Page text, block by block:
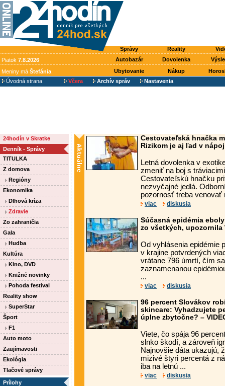
Správy Reality
Piatok 7.8.2026 Autobazár Dovolenka
Meniny má Štefánia Ubytovanie Nákup
Úvodná strana
Včera Archív správ Nastavenia
24hodín v Skratke
Denník - Správy
TITULKA
Z domova
Regióny
Ekonomika
Dlhová kríza
Zdravie
Zo zahraničia
Gala
Hudba
Kultúra
Kino, DVD
Knižné novinky
Pohoda festival
Reality show
SuperStar
Šport
F1
Auto moto
Zaujímavosti
Ekológia
Tlačové správy
Prílohy
Cestovateľská hnačka
Rizikom je aj ľad v
Letná dovolenka v
zmeniť na boj s
Cestovateľskú hnačku
nezvyčajné jedlá.
pozornosť treba venovať
viac diskusia
Súčasná epidémia
zo všetkých, upozornila
Od vyhlásenia epidémie
v krajine potvrdených
vrátane 796 úmrtí, čím
zaznamenanou
...
viac diskusia
96 percent Slovákov
skincare: Vyhadzujete
úplne zbytočne? –
Viete, čo spája 96
slnko škodí, a zároveň
Najnovšie dáta ukazujú,
mizivé štyri percentá z
iba na letnú ...
viac diskusia